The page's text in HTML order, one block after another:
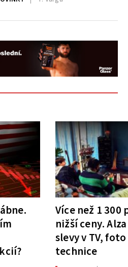
Více než 1
nižší ceny.
slevy v TV,
technice